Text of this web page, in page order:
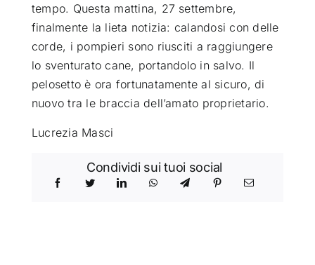
tempo. Questa mattina, 27 settembre,
finalmente la lieta notizia: calandosi con delle
corde, i pompieri sono riusciti a raggiungere
lo sventurato cane, portandolo in salvo. Il
pelosetto è ora fortunatamente al sicuro, di
nuovo tra le braccia dell’amato proprietario.
Lucrezia Masci
Condividi sui tuoi social